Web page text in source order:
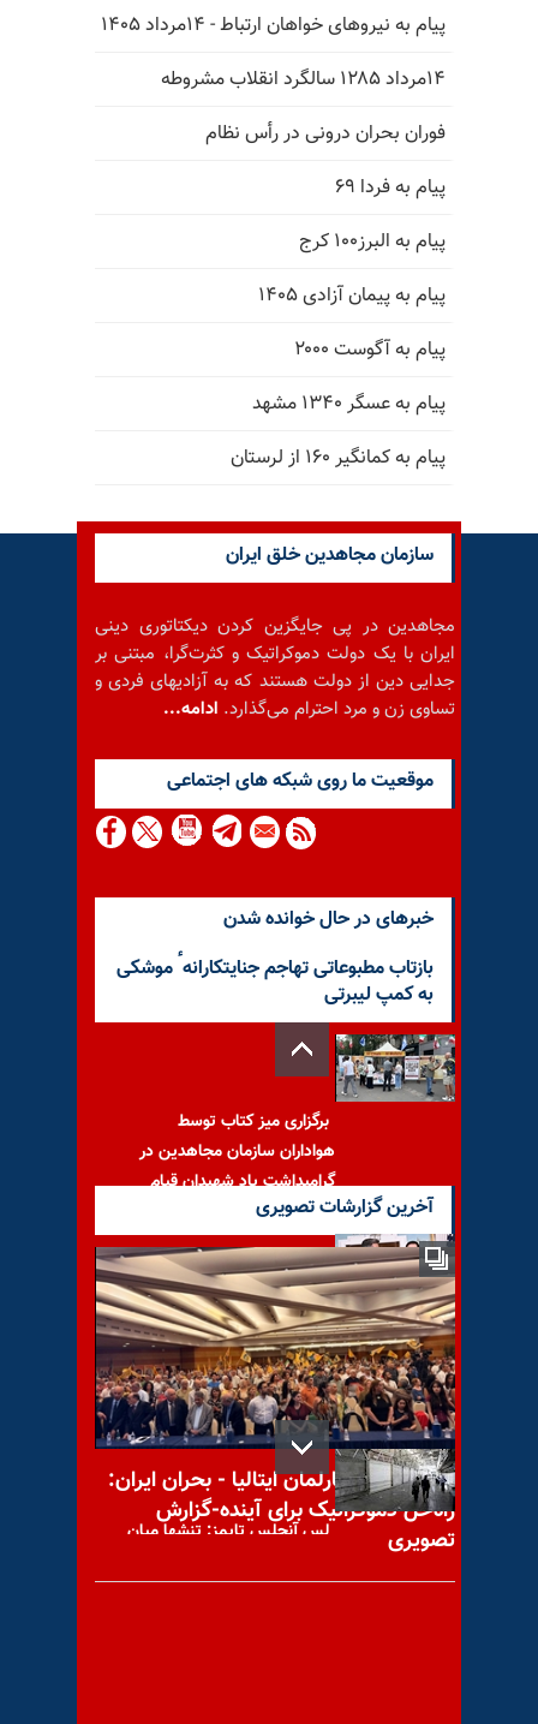
پیام به نیروهای خواهان ارتباط - ۱۴مرداد ۱۴۰۵
۱۴مرداد ۱۲۸۵ سالگرد انقلاب مشروطه
فوران بحران درونی در رأس نظام
پیام به فردا ۶۹
پیام به البرز۱۰۰ کرج
پیام به پیمان آزادی ۱۴۰۵
پیام به آگوست ۲۰۰۰
پیام به عسگر ۱۳۴۰ مشهد
پیام به کمانگیر ۱۶۰ از لرستان
سازمان مجاهدین خلق ایران
مجاهدین در پی جایگزین کردن دیکتاتوری دینی
ایران با یک دولت دموکراتیک و کثرت‌گرا، مبتنی بر
جدایی دین از دولت هستند که به آزادیهای فردی و
تساوی زن و مرد احترام می‌گذارد. ادامه...
موقعيت ما روى شبكه هاى اجتماعى
خبرهای در حال خوانده شدن
بازتاب مطبوعاتی تهاجم جنایتکارانهٴ موشکی
به کمپ لیبرتی
برگزاری میز کتاب توسط
هواداران سازمان مجاهدین در
گرامیداشت یاد شهیدان قیام
واشنگتن و لندن بر امنیت تنگه
هرمز تأکید کردند؛ نزدیک شدن
تهران
لس آنجلس تایمز: تنشها میان
آخرین گزارشات تصویری
کنفرانس در پارلمان ایتالیا - بحران ایران:
راه‌حل دموکراتیک برای آینده-گزارش
تصویری